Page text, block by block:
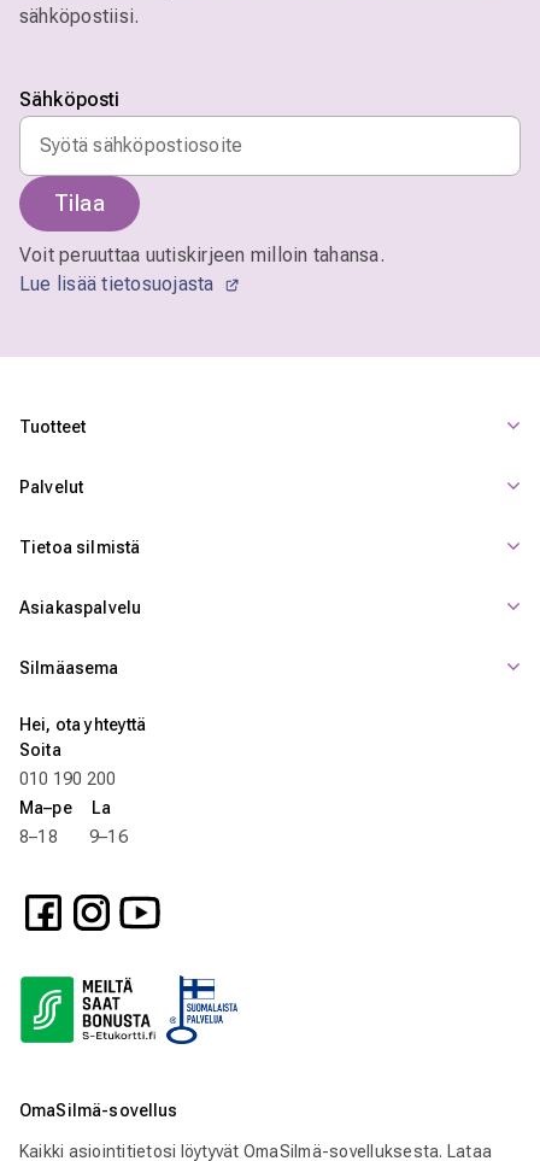
sähköpostiisi.
Sähköposti
Tilaa
Voit peruuttaa uutiskirjeen milloin tahansa.
Lue lisää tietosuojasta
Tuotteet
Palvelut
Tietoa silmistä
Asiakaspalvelu
Silmäasema
Hei, ota yhteyttä
Soita
010 190 200
Ma–pe La
8–18 9–16
OmaSilmä-sovellus
Kaikki asiointitietosi löytyvät OmaSilmä-sovelluksesta. Lataa